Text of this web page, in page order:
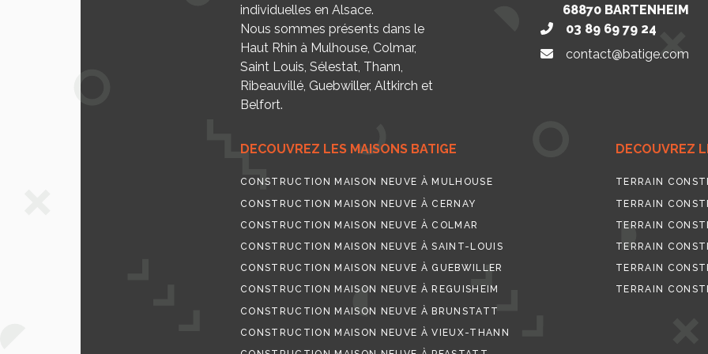
individuelles en Alsace.
Nous sommes présents dans le
Haut Rhin à Mulhouse, Colmar,
Saint Louis, Sélestat, Thann,
Ribeauvillé, Guebwiller, Altkirch et
Belfort.
68870 BARTENHEIM
03 89 69 79 24
contact@batige.com
DECOUVREZ LES MAISONS BATIGE
CONSTRUCTION MAISON NEUVE À MULHOUSE
CONSTRUCTION MAISON NEUVE À CERNAY
CONSTRUCTION MAISON NEUVE À COLMAR
CONSTRUCTION MAISON NEUVE À SAINT-LOUIS
CONSTRUCTION MAISON NEUVE À GUEBWILLER
CONSTRUCTION MAISON NEUVE À REGUISHEIM
CONSTRUCTION MAISON NEUVE À BRUNSTATT
CONSTRUCTION MAISON NEUVE À VIEUX-THANN
DECOUVREZ
TERRAIN
TERRAIN
TERRAIN
TERRAIN
TERRAIN
TERRAIN